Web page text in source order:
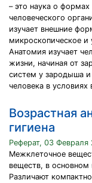
– это наука о
человеческого
изучает внешние
микроскопическое и
Анатомия изучает
жизни, начиная от
систем у зародыша и
человека в
Возрастная
гигиена
Реферат, 03 Февраля
Межклеточное
веществ, в
Различают